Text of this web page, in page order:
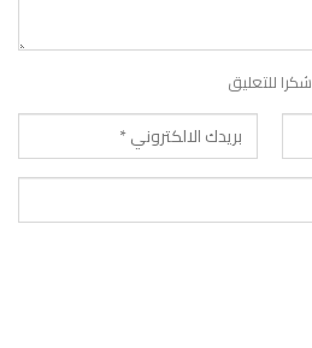
شكرا للتعليق